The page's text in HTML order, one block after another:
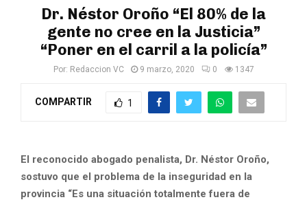
Dr. Néstor Oroño “El 80% de la
gente no cree en la Justicia”
“Poner en el carril a la policía”
Por: Redaccion VC 9 marzo, 2020 0 1347
COMPARTIR 1
El reconocido abogado penalista, Dr. Néstor Oroño,
sostuvo que el problema de la inseguridad en la
provincia “Es una situación totalmente fuera de